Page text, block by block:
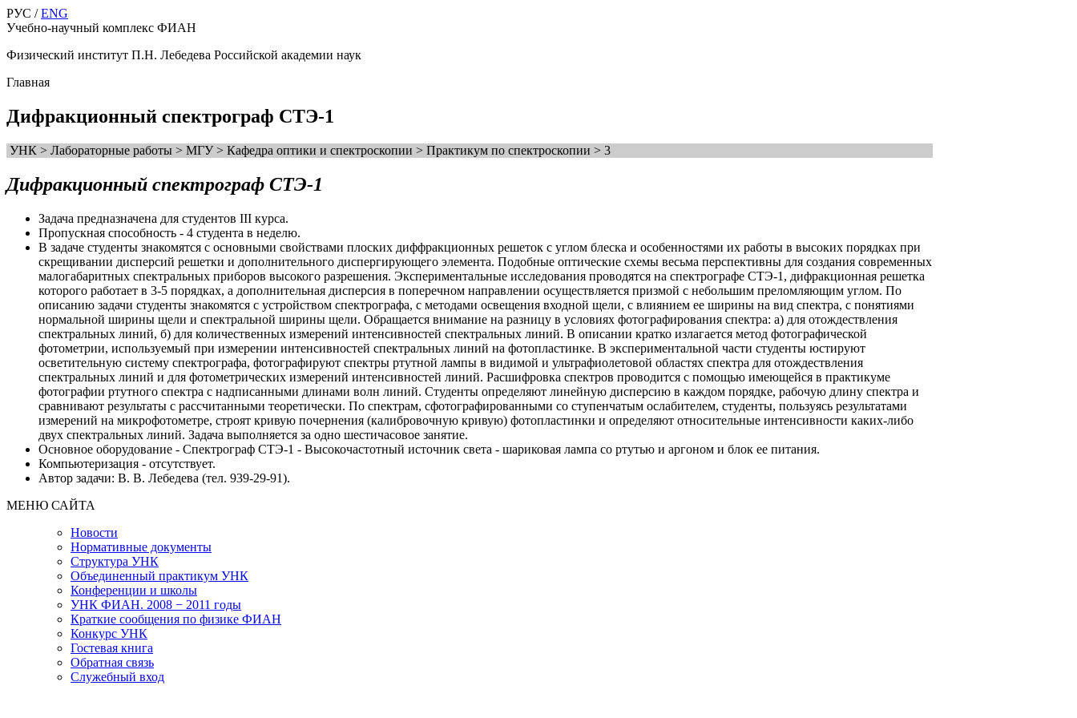
РУС /ENG
Учебно-научный комплекс ФИАН
Физический институт П.Н. Лебедева Российской академии наук
Главная
Дифракционный спектрограф СТЭ-1
УНК > Лабораторные работы > МГУ > Кафедра оптики и спектроскопии > Практикум по спектроскопии > 3
Дифракционный спектрограф СТЭ-1
Задача предназначена для студентов III курса.
Пропускная способность - 4 студента в неделю.
В задаче студенты знакомятся с основными свойствами плоских диффракционных решеток с углом блеска и особенностями их работы в высоких порядках при
скрещивании дисперсий решетки и дополнительного диспергирующего элемента. Подобные оптические схемы весьма перспективны для создания современных
малогабаритных спектральных приборов высокого разрешения. Экспериментальные исследования проводятся на спектрографе СТЭ-1, дифракционная решетка
которого работает в 3-5 порядках, а дополнительная дисперсия в поперечном направлении осуществляется призмой с небольшим преломляющим углом. По
описанию задачи студенты знакомятся с устройством спектрографа, с методами освещения входной щели, с влиянием ее ширины на вид спектра, с понятиями
нормальной ширины щели и спектральной ширины щели. Обращается внимание на разницу в условиях фотографирования спектра: а) для отождествления
спектральных линий, б) для количественных измерений интенсивностей спектральных линий. В описании кратко излагается метод фотографической
фотометрии, используемый при измерении интенсивностей спектральных линий на фотопластинке. В экспериментальной части студенты юстируют
осветительную систему спектрографа, фотографируют спектры ртутной лампы в видимой и ультрафиолетовой областях спектра для отождествления
спектральных линий и для фотометрических измерений интенсивностей линий. Расшифровка спектров проводится с помощью имеющейся в практикуме
фотографии ртутного спектра с надписанными длинами волн линий. Студенты определяют линейную дисперсию в каждом порядке, рабочую длину спектра и
сравнивают результаты с рассчитанными теоретически. По спектрам, сфотографированными со ступенчатым ослабителем, студенты, пользуясь результатами
измерений на микрофотометре, строят кривую почернения (калибровочную кривую) фотопластинки и определяют относительные интенсивности каких-либо
двух спектральных линий. Задача выполняется за одно шестичасовое занятие.
Основное оборудование - Спектрограф СТЭ-1 - Высокочастотный источник света - шариковая лампа со ртутью и аргоном и блок ее питания.
Компьютеризация - отсутствует.
Автор задачи: В. В. Лебедева (тел. 939-29-91).
МЕНЮ САЙТА
Новости
Нормативные документы
Структура УНК
Объединенный практикум УНК
Конференции и школы
УНК ФИАН. 2008 − 2011 годы
Краткие сообщения по физике ФИАН
Конкурс УНК
Гостевая книга
Обратная связь
Cлужебный вход